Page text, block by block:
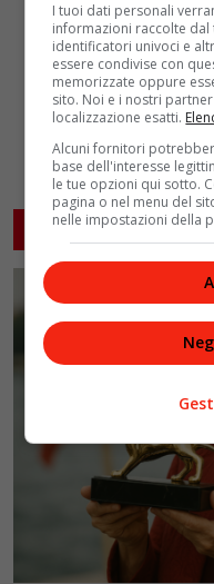
ARTICOLI CORRELATI
I tuoi dati personali
informazioni raccolte
identificatori univoci e
essere condivise con
memorizzate oppure
sito. Noi e i nostri
localizzazione esatti.
Alcuni fornitori
base dell'interesse
le tue opzioni qui sotto.
pagina o nel menu del
nelle impostazioni della